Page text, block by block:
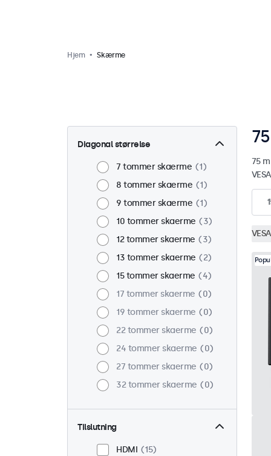
Hjem Skærme
Diagonal størrelse
7 tommer skaerme
1
8 tommer skaerme
1
9 tommer skaerme
1
10 tommer skaerme
3
12 tommer skaerme
3
13 tommer skaerme
2
15 tommer skaerme
4
17 tommer skaerme
0
19 tommer skaerme
0
22 tommer skaerme
0
24 tommer skaerme
0
27 tommer skaerme
0
32 tommer skaerme
0
Tilslutning
HDMI
15
75